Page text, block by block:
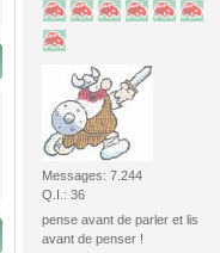
Messages: 7.244
Q.I.: 36
pense avant de parler et lis
avant de penser !